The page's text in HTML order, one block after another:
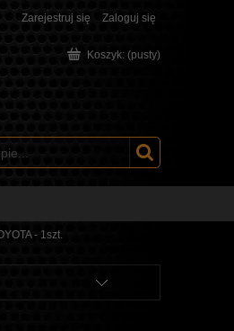
Zarejestruj się Zaloguj się
Koszyk: (pusty)
- 1szt.